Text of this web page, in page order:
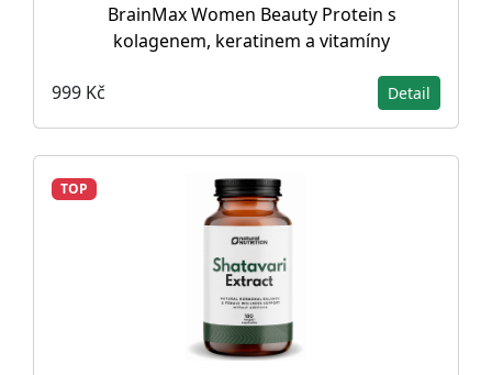
BrainMax Women Beauty Protein s
kolagenem, keratinem a vitamíny
999 Kč Detail
TOP